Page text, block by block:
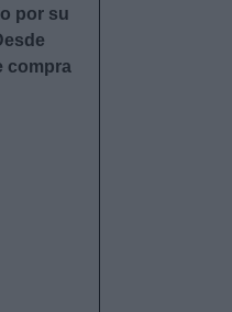
por su
compra